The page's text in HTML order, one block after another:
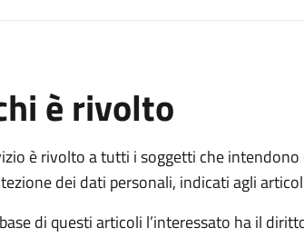
è rivolto
è rivolto a tutti i soggetti che
dei dati personali, indicati agli
di questi articoli l’interessato ha il